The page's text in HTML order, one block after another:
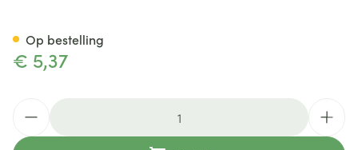
€ 5,37
Op bestelling